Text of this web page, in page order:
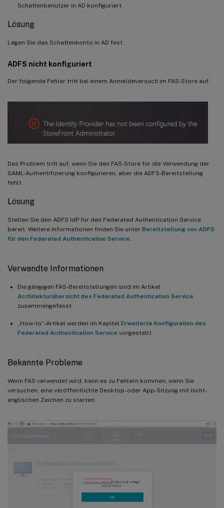
Schattenbenutzer in AD konfiguriert.
Lösung
Legen Sie das Schattenkonto in AD fest.
ADFS nicht konfiguriert
Der folgende Fehler tritt bei einem Anmeldeversuch im FAS-Store auf:
Das Problem tritt auf, wenn Sie den FAS-Store für die Verwendung der
SAML-Authentifizierung konfigurieren, aber die ADFS-Bereitstellung
fehlt.
Lösung
Stellen Sie den ADFS IdP für den Federated Authentication Service
bereit. Weitere Informationen finden Sie unter Bereitstellung von ADFS
für den Federated Authentication Service
Verwandte Informationen
Die gängigen FAS-Bereitstellungen sind im Artikel
Architekturübersicht des Federated Authentication Service
zusammengefasst.
„How-to“-Artikel werden im Kapitel Erweiterte Konfiguration des
Federated Authentication Service vorgestellt.
Bekannte Probleme
Wenn FAS verwendet wird, kann es zu Fehlern kommen, wenn Sie
versuchen, eine veröffentlichte Desktop- oder App-Sitzung mit nicht-
englischen Zeichen zu starten.